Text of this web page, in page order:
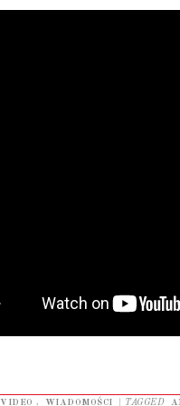
VIDEO , WIADOMOŚCI TAGGED